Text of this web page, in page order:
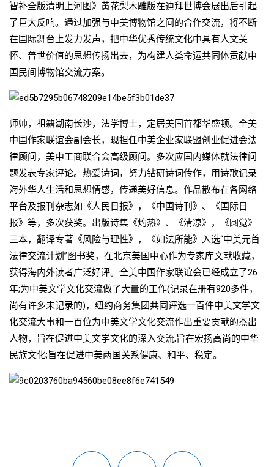
智补全版清明上河图》黄花梨木雕版在迪拜世博会展出后引起
了巨大反响。通过加强与中美博物馆之间的合作交流，将不断
在国际舞台上发力发声，把中华优秀传统文化中具有人文关
怀、普世价值的思想传扬出去，为构建人类命运共同体贡献中
国民间博物馆交流方案。
师帅，祖籍湖南长沙，法学博士，定居美国首都华盛顿。全美
中国作家联谊会副会长，现担任中美企业家联盟创业促进会法
律顾问，美中工商联合会高级顾问。多次应国内媒体就法律问
题发表专家评论。热爱诗词，努力钻研诗词传作，用诗歌记录
海外华人生活和思想情感，传递美好信息。作品散布在各网络
平台及报刊杂志如《人民日报》，《中国诗刊》、《国际日
报》等，多次获奖。出版诗集《灼热》、《清凉》，《圆觉》
三本，翻译专著《风险与理性》，《如法所能》入选“中美元首
法律交流计划”图书奖，在北京美国中心作为专家库文献收藏，
获得海内外读者广泛好评。全美中国作家联谊会已经成立了26
年;为中美文学文化交流做了大量的工作(记录在册有920多件，
尚有许多未记录的)，纽约商务集团共同评选一百件中美文学文
化交流大事和一百位为中美文学文化交流作出重要贡献的杰出
人物，旨在促进中美文学文化的深入交流;旨在宏扬高尚的中华
民族文化;旨在促进中美两国关系健康、和平、稳定。